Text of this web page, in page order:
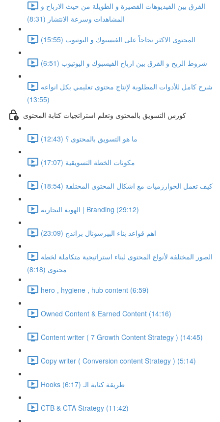
الفرق بين الفيديوهات القصيرة و الطويلة من حيث الارباح و
المشاهدات وسرعة الانتشار (8:31)
المحتوى الاكثر نجاحاً على الفيسبوك و اليوتيوب (15:55)
شروط الربح و الفرق بين ارباح الفيسبوك و اليوتيوب (6:51)
شرح كامل للأدوات المطلوبة لإنتاج محتوى تعليمي بكل انواعه
(13:55)
كورس التسويق بالمحتوى وتعلم استراتجيات كتابة المحتوى
ما هو التسويق بالمحتوى ؟ (12:43)
مكونات الخطة التسويقية (17:07)
كيف تعمل الخوارزميات مع اشكال المحتوى المختلفة (18:54)
الهوية التجاريه | Branding (29:12)
اهم قواعد بناء البيرسونال براندج (23:09)
الصور المختلفة لأنواع المحتوى لبناء استراتيجية متكاملة لخطة
محتوى (8:18)
hero , hygiene , hub content (6:59)
Owned Content & Earned Content (14:16)
Content writer ( 7 Growth Content Strategy ) (14:45)
Copy writer ( Conversion content Strategy ) (5:14)
Hooks طريقة كتابة الـ (6:17)
CTB & CTA Strategy (11:42)